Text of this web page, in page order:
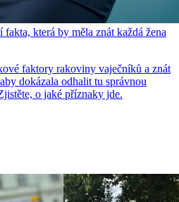
která by měla znát každá žena
faktory rakoviny vaječníků a znát
dokázala odhalit tu správnou
o jaké příznaky jde.